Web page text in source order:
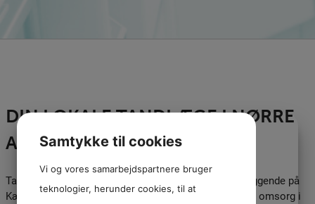
DIN LOKALE TANDLÆGE I NØRRE
ALSLEV PÅ FALSTER
Tandlægerne på Nordfalster er en hyggelig klinik beliggende på
Kæpgårdsvej 12 i Nørre Alslev. Vi sætter faglighed og omsorg i
Samtykke til cookies
Vi og vores samarbejdspartnere bruger
teknologier, herunder cookies, til at